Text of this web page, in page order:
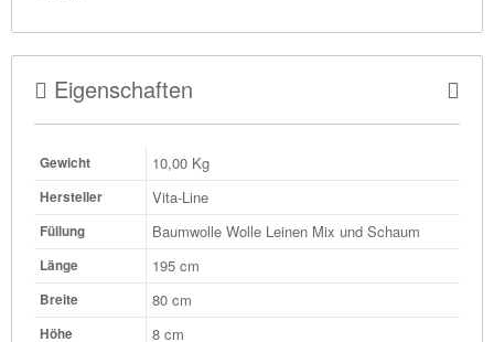
Eigenschaften
Gewicht 10,00 Kg
Hersteller Vita-Line
Füllung Baumwolle Wolle Leinen Mix und Schaum
Länge 195 cm
Breite 80 cm
Höhe 8 cm